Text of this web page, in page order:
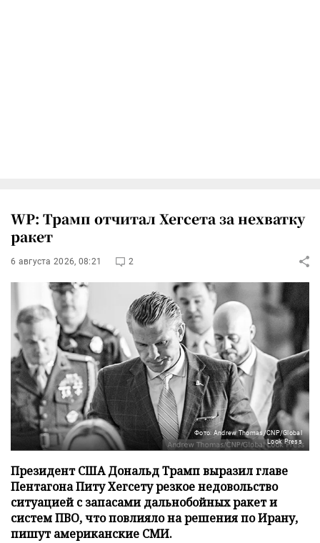
WP: Трамп отчитал Хегсета за нехватку
ракет
6 августа 2026, 08:21 2
Фото: Andrew Thomas/CNP/Global
Look Press
Президент США Дональд Трамп выразил главе
Пентагона Питу Хегсету резкое недовольство
ситуацией с запасами дальнобойных ракет и
систем ПВО, что повлияло на решения по Ирану,
пишут американские СМИ.